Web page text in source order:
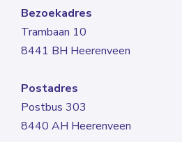
Bezoekadres
Trambaan 10
8441 BH Heerenveen
Postadres
Postbus 303
8440 AH Heerenveen